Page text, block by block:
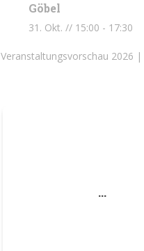
Göbel
31. Okt. // 15:00 - 17:30
Veranstaltungsvorschau 2026 |